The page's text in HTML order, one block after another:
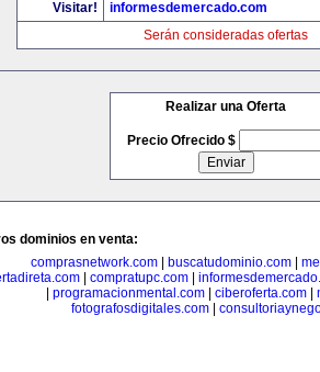
Visitar!
informesdemercado.com
Serán consideradas ofertas
Realizar una Oferta
Precio Ofrecido $
dominios en venta:
comprasnetwork.com
buscatudominio.com
| compratupc.com|
programacionmental.com| ciberoferta.com|
fotografosdigitales.com|